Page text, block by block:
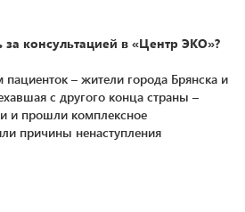
консультацией в «Центр ЭКО»?
– жители города Брянска и
с другого конца страны –
и прошли комплексное
причины ненаступления